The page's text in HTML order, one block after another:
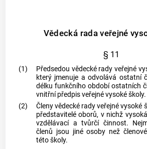
Vědecká rada veřejné
§ 11
(1)
Předsedou vědecké rady veřejné
který jmenuje a odvolává ostatní
délku funkčního období ostatních
vnitřní předpis veřejné vysoké školy.
(2)
Členy vědecké rady veřejné vysoké
představitelé oborů, v nichž
vzdělávací a tvůrčí činnost.
členů jsou jiné osoby než
této školy.